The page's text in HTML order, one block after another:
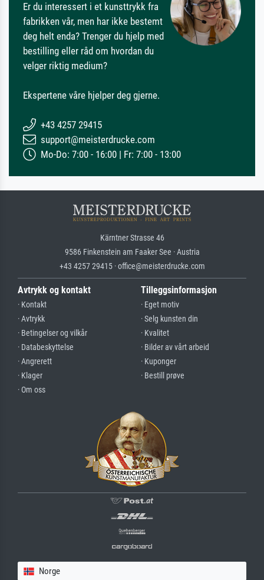
Er du interessert i et kunsttrykk fra
fabrikken vår, men har ikke bestemt
deg helt enda? Trenger du hjelp med
bestilling eller råd om hvordan du
velger riktig medium?
Ekspertene våre hjelper deg gjerne.
+43 4257 29415
support@meisterdrucke.com
Mo-Do: 7:00 - 16:00 | Fr: 7:00 - 13:00
Kärntner Strasse 46
9586 Finkenstein am Faaker See · Austria
+43 4257 29415 · office@meisterdrucke.com
Avtrykk og kontakt
· Kontakt
· Avtrykk
· Betingelser og vilkår
· Databeskyttelse
· Angrerett
· Klager
· Om oss
Tilleggsinformasjon
· Eget motiv
· Selg kunsten din
· Kvalitet
· Bilder av vårt arbeid
· Kuponger
· Bestill prøve
Norge